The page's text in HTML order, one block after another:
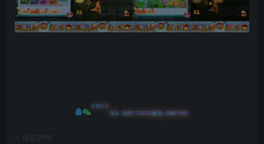
客服联系
QQ: 1989175978微信: GMSY997
版权声明